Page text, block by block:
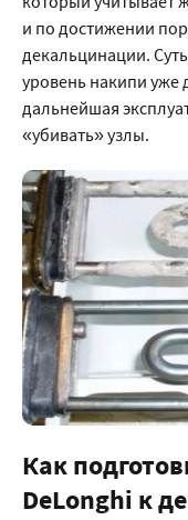
и по достижении
декальцинации.
уровень накипи уже
дальнейшая
«убивать» узлы.
Как
DeLonghi к